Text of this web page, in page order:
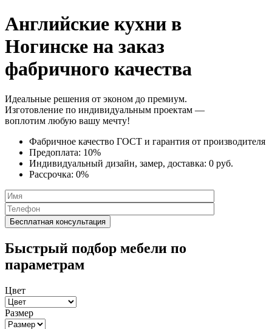
Английские кухни в
Ногинске на заказ
фабричного качества
Идеальные решения от эконом до премиум.
Изготовление по индивидуальным проектам —
воплотим любую вашу мечту!
Фабричное качество ГОСТ и гарантия от производителя
Предоплата: 10%
Индивидуальный дизайн, замер, доставка: 0 руб.
Рассрочка: 0%
Быстрый подбор мебели по
параметрам
Цвет
Размер